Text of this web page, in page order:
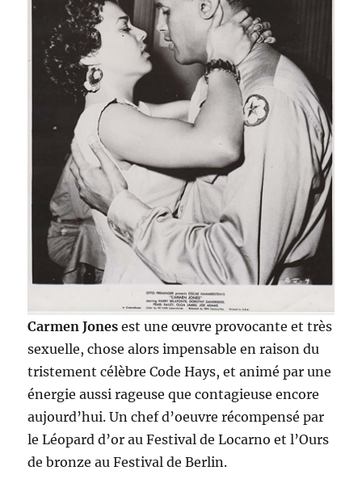
Carmen Jonesest une œuvre provocante et très
sexuelle, chose alors impensable en raison du
tristement célèbre Code Hays, et animé par une
énergie aussi rageuse que contagieuse encore
aujourd’hui. Un chef d’oeuvre récompensé par
le Léopard d’or au Festival de Locarno et l’Ours
de bronze au Festival de Berlin.